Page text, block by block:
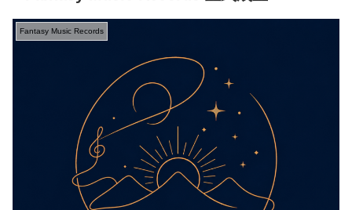
Fantasy Music Records